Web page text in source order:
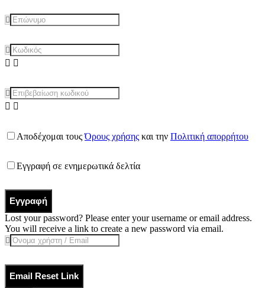
Αποδέχομαι τουςΌρους χρήσης και την Πολιτική απορρήτου
Εγγραφή σε ενημερωτικά δελτία
Εγγραφή
Lost your password? Please enter your username or email address.
You will receive a link to create a new password via email.
Email Reset Link